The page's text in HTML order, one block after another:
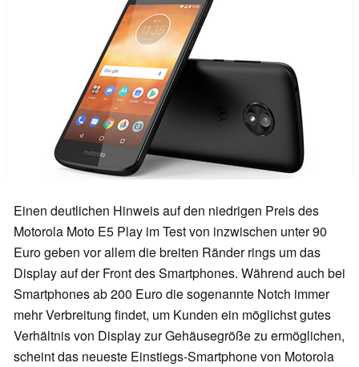
Einen deutlichen Hinweis auf den niedrigen Preis des
Motorola Moto E5 Play im Test von inzwischen unter 90
Euro geben vor allem die breiten Ränder rings um das
Display auf der Front des Smartphones. Während auch bei
Smartphones ab 200 Euro die sogenannte Notch immer
mehr Verbreitung findet, um Kunden ein möglichst gutes
Verhältnis von Display zur Gehäusegröße zu ermöglichen,
scheint das neueste Einstiegs-Smartphone von Motorola